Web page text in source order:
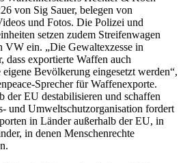
von Sig Sauer, belegen von
und Fotos. Die Polizei und
setzen zudem Streifenwagen
VW ein. „Die Gewaltexzesse in
dass exportierte Waffen auch
eigene Bevölkerung eingesetzt werden“,
Sprecher für Waffenexporte.
der EU destabilisieren und schaffen
und Umweltschutzorganisation fordert
in Länder außerhalb der EU, in
in denen Menschenrechte